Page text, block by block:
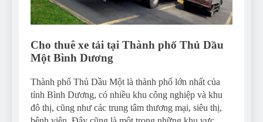
Cho thuê xe tải tại Thành phố Thủ Dầu
Một Bình Dương
Thành phố Thủ Dầu Một là thành phố lớn nhất của
tỉnh Bình Dương, có nhiều khu công nghiệp và khu
đô thị, cũng như các trung tâm thương mại, siêu thị,